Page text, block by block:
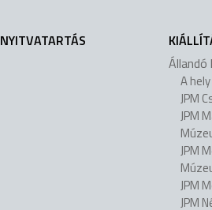
NYITVATARTÁS
A
JPM
JPM
JPM
JPM
JPM